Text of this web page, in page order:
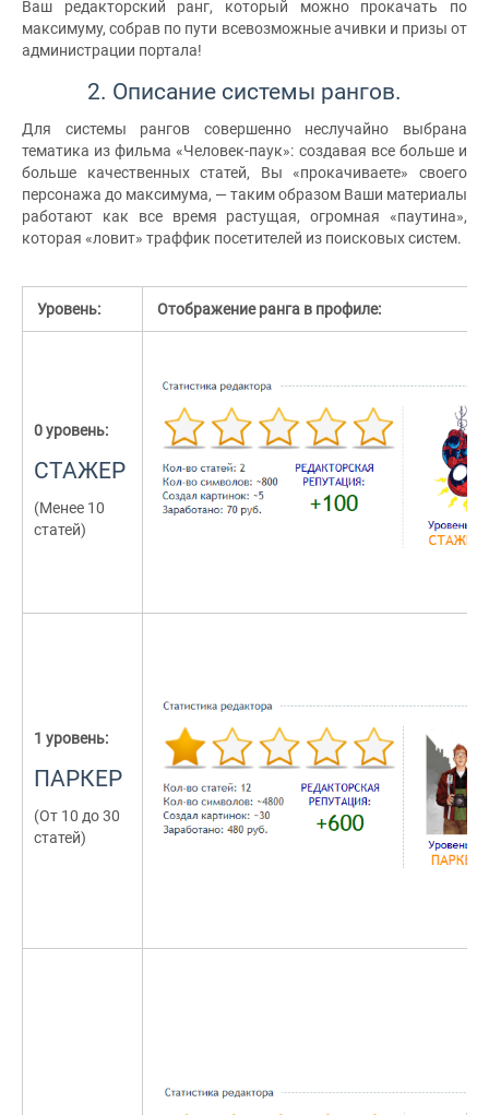
Ваш редакторский ранг, который можно прокачать по
максимуму, собрав по пути всевозможные ачивки и призы от
администрации портала!
2. Описание системы рангов.
Для системы рангов совершенно неслучайно выбрана
тематика из фильма «Человек-паук»: создавая все больше и
больше качественных статей, Вы «прокачиваете» своего
персонажа до максимума, — таким образом Ваши материалы
работают как все время растущая, огромная «паутина»,
которая «ловит» траффик посетителей из поисковых систем.
Уровень: Отображение ранга в профиле:
0 уровень:
СТАЖЕР
(Менее 10
статей)
1 уровень:
ПАРКЕР
(От 10 до 30
статей)